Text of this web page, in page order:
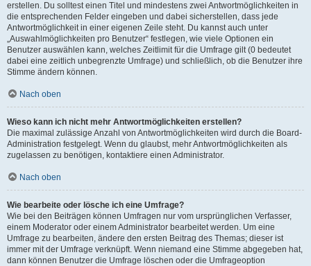
erstellen. Du solltest einen Titel und mindestens zwei Antwortmöglichkeiten in
die entsprechenden Felder eingeben und dabei sicherstellen, dass jede
Antwortmöglichkeit in einer eigenen Zeile steht. Du kannst auch unter
„Auswahlmöglichkeiten pro Benutzer“ festlegen, wie viele Optionen ein
Benutzer auswählen kann, welches Zeitlimit für die Umfrage gilt (0 bedeutet
dabei eine zeitlich unbegrenzte Umfrage) und schließlich, ob die Benutzer ihre
Stimme ändern können.
Nach oben
Wieso kann ich nicht mehr Antwortmöglichkeiten erstellen?
Die maximal zulässige Anzahl von Antwortmöglichkeiten wird durch die Board-
Administration festgelegt. Wenn du glaubst, mehr Antwortmöglichkeiten als
zugelassen zu benötigen, kontaktiere einen Administrator.
Nach oben
Wie bearbeite oder lösche ich eine Umfrage?
Wie bei den Beiträgen können Umfragen nur vom ursprünglichen Verfasser,
einem Moderator oder einem Administrator bearbeitet werden. Um eine
Umfrage zu bearbeiten, ändere den ersten Beitrag des Themas; dieser ist
immer mit der Umfrage verknüpft. Wenn niemand eine Stimme abgegeben hat,
dann können Benutzer die Umfrage löschen oder die Umfrageoption